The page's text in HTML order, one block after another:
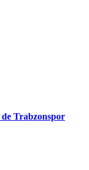
de Trabzonspor